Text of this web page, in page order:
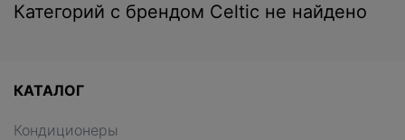
Категорий с брендом Celtiс не найдено
КАТАЛОГ
Кондиционеры